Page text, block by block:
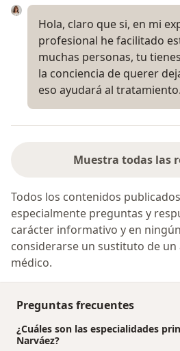
Hola, claro que si, en mi
profesional he facilitado
muchas personas, tu
la conciencia de querer
eso ayudará al
Muestra todas las
Todos los contenidos
especialmente preguntas y
carácter informativo y en
considerarse un sustituto de
médico.
Preguntas frecuentes
¿Cuáles son las especialidades
Narváez?